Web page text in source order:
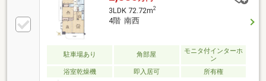
方におすすめしたい住まいです。
3LDK 72.72m2
4階 南西
駐車場あり 角部屋
モニタ付インターホ
ン
浴室乾燥機
即入居可 所有権